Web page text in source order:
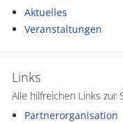
Aktuelles
Veranstaltungen
Links
Alle hilfreichen Links zur
Partnerorganisation